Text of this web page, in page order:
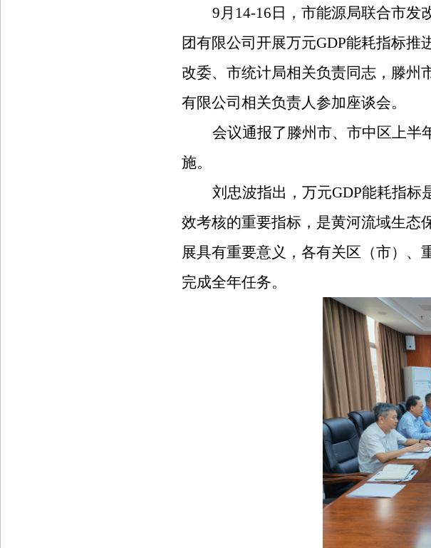
9月14-16日，市能源局联合市发
团有限公司开展万元GDP能耗指标
改委、市统计局相关负责同志，滕州
有限公司相关负责人参加座谈会。
会议通报了滕州市、市中区上半
施。
刘忠波指出，万元GDP能耗指
效考核的重要指标，是黄河流域生态
展具有重要意义，各有关区（市）、
完成全年任务。